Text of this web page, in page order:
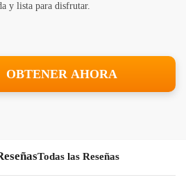
y lista para disfrutar.
OBTENER AHORA
Todas las Reseñas